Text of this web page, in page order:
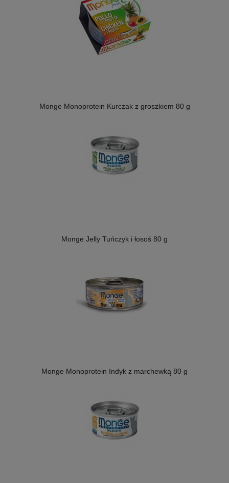
Monge Monoprotein Kurczak z groszkiem 80 g
Monge Jelly Tuńczyk i łosoś 80 g
Monge Monoprotein Indyk z marchewką 80 g